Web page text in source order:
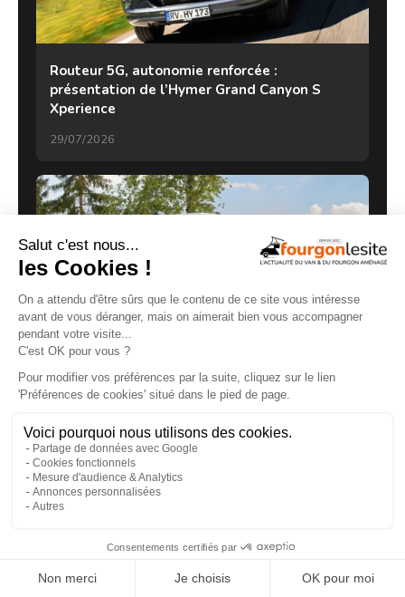
Routeur 5G, autonomie renforcée :
présentation de l’Hymer Grand Canyon S
Xperience
29/07/2026
Malibu Genius : un fourgon Mercedes qui ne
ressemble à aucun autre
27/07/2026